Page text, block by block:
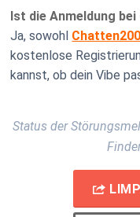
Ist die Anmeldung
Ja, sowohl
kostenlose
kannst, ob dein Vibe
Status der